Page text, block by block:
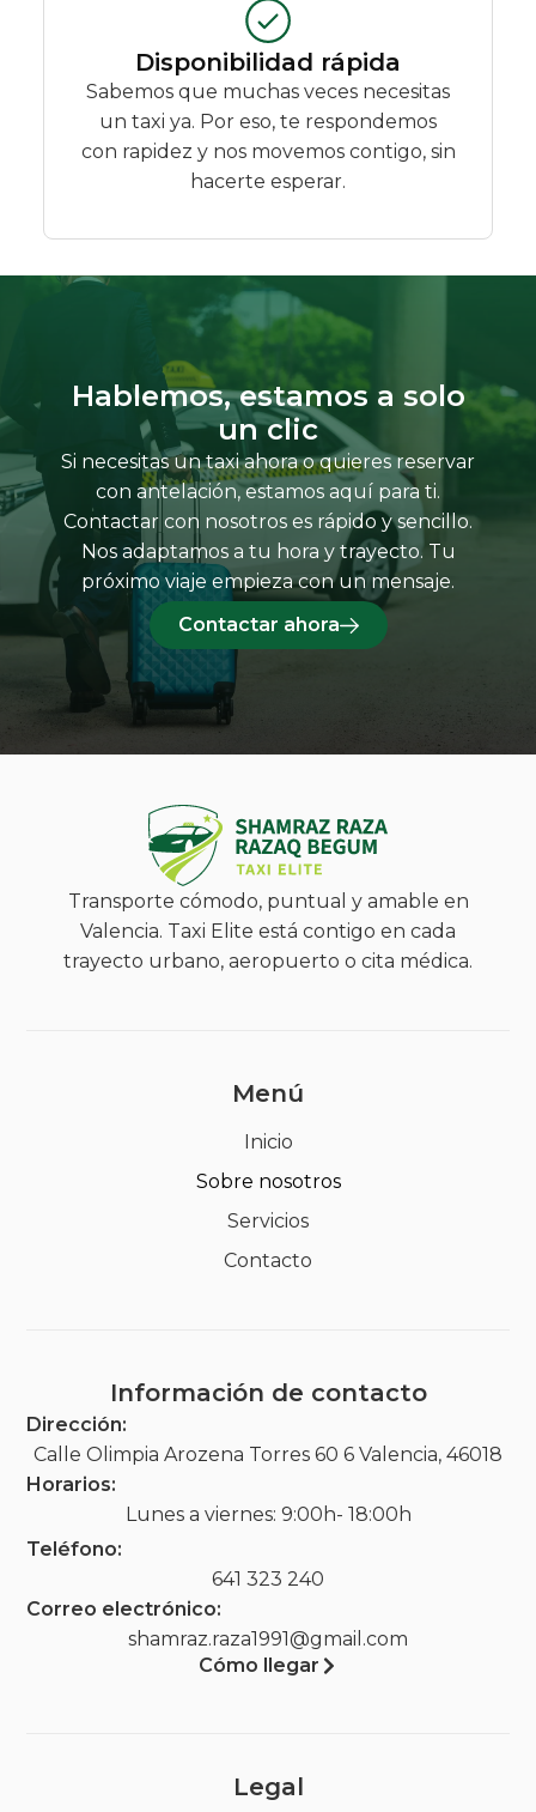
Disponibilidad rápida
Sabemos que muchas veces necesitas
un taxi ya. Por eso, te respondemos
con rapidez y nos movemos contigo, sin
hacerte esperar.
Hablemos, estamos a solo
un clic
Si necesitas un taxi ahora o quieres reservar
con antelación, estamos aquí para ti.
Contactar con nosotros es rápido y sencillo.
Nos adaptamos a tu hora y trayecto. Tu
próximo viaje empieza con un mensaje.
Contactar ahora
Transporte cómodo, puntual y amable en
Valencia. Taxi Elite está contigo en cada
trayecto urbano, aeropuerto o cita médica.
Menú
Inicio
Sobre nosotros
Servicios
Contacto
Información de contacto
Dirección:
Calle Olimpia Arozena Torres 60 6 Valencia, 46018
Horarios:
Lunes a viernes: 9:00h- 18:00h
Teléfono:
641 323 240
Correo electrónico:
shamraz.raza1991@gmail.com
Cómo llegar
Legal